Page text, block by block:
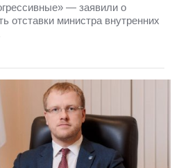
— заявили о
отставки министра внутренних